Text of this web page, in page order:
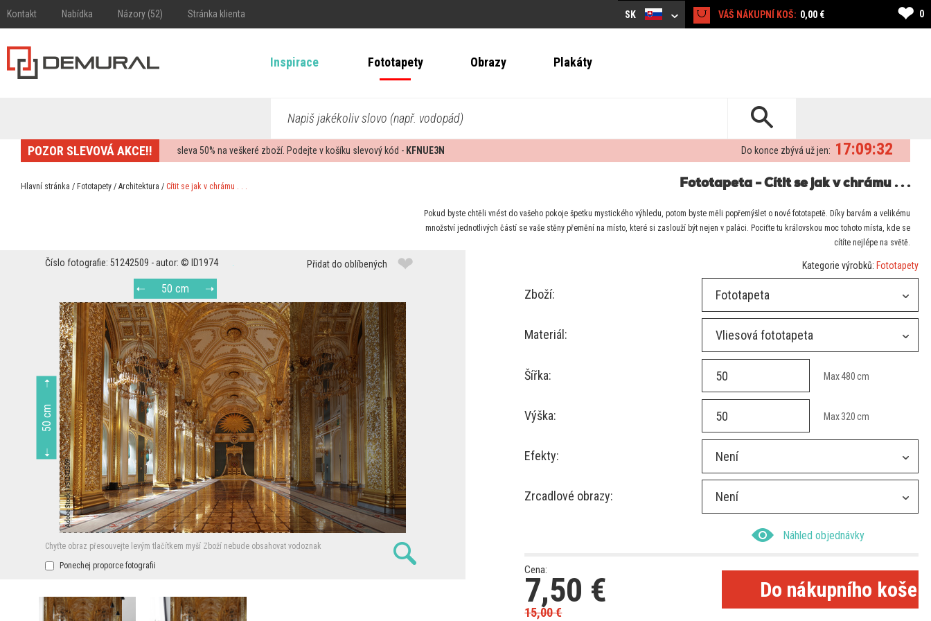
Kontakt Nabídka Názory (52) Stránka klienta SK VÁŠ NÁKUPNÍ KOŠ: 0,00 € ❤ 0
Inspirace Fototapety Obrazy Plakáty
Napiš jakékoliv slovo (např. vodopád)
POZOR SLEVOVÁ AKCE!! sleva50% na veškeré zboží. Podejte v košíku slevový kód - KFNUE3N 17:09:32
Do konce zbývá už jen:
Hlavní stránka / Fototapety / Architektura / Cítit se jak v chrámu . . . Fototapeta - Cítit se jak v chrámu . . .
Pokud byste chtěli vnést do vašeho pokoje špetku mystického výhledu, potom byste měli popřemýšlet o nové fototapetě. Díky barvám a velikému
množství jednotlivých částí se vaše stěny přemění na místo, které si zaslouží být nejen v paláci. Pociťte tu královskou moc tohoto místa, kde se
cítíte nejlépe na světě.
Číslo fotografie: 51242509 - autor: © ID1974 Přidat do oblíbených ❤
50 cm
50 cm
Chyťte obraz přesouvejte levým tlačítkem myší Zboží nebude obsahovat vodoznak
Ponechej proporce fotografii
Kategorie výrobků: Fototapety
Zboží: Fototapeta
Materiál: Vliesová fototapeta
Šířka: Max480 cm
Výška: Max320 cm
Efekty: Není
Zrcadlové obrazy: Není
Náhled objednávky
Cena:
7,50 €
15,00€